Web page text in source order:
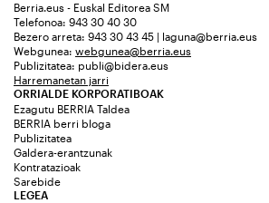
Berria.eus - Euskal Editorea SM
Telefonoa: 943 30 40 30
Bezero arreta: 943 30 43 45 | laguna@berria.eus
Webgunea: webgunea@berria.eus
Publizitatea: publi@bidera.eus
Harremanetan jarri
ORRIALDE KORPORATIBOAK
Ezagutu BERRIA Taldea
BERRIA berri bloga
Publizitatea
Galdera-erantzunak
Kontratazioak
Sarebide
LEGEA